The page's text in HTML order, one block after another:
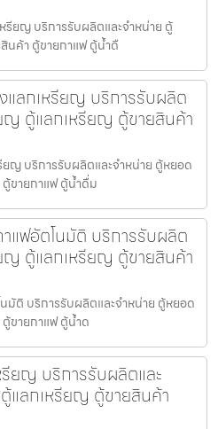
ยญ บริการรับผลิตและจำหน่าย ตู้
นค้า ตู้ขายกาแฟ ตู้น้ำดื
แลกเหรียญ บริการรับผลิต
ญ ตู้แลกเหรียญ ตู้ขายสินค้า
ญ บริการรับผลิตและจำหน่าย ตู้หยอด
ขายกาแฟ ตู้น้ำดื่ม
แฟ​อัตโนมัติ บริการรับผลิต
ญ ตู้แลกเหรียญ ตู้ขายสินค้า
ติ บริการรับผลิตและจำหน่าย ตู้หยอด
ขายกาแฟ ตู้น้ำด
ยญ บริการรับผลิตและ
แลกเหรียญ ตู้ขายสินค้า